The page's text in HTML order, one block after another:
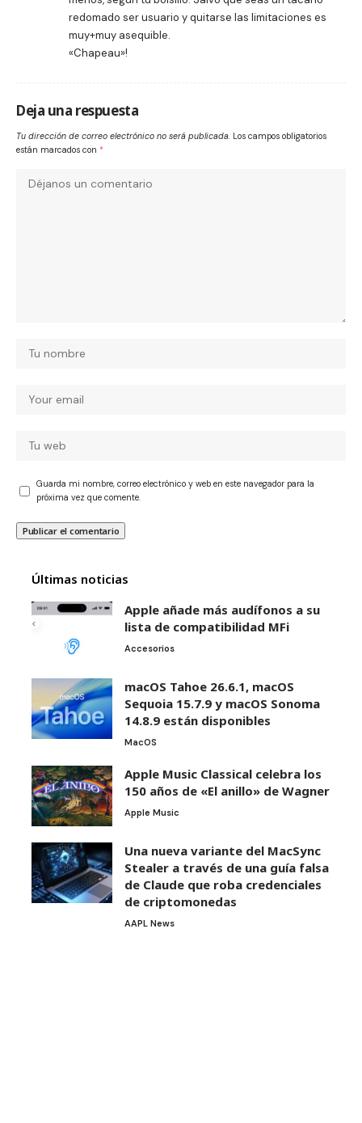
redomado ser usuario y quitarse las limitaciones es
muy+muy asequible.
«Chapeau»!
Deja una respuesta
Tu dirección de correo electrónico no será publicada. Los campos obligatorios
están marcados con *
Guarda mi nombre, correo electrónico y web en este navegador para la
próxima vez que comente.
Últimas noticias
Apple añade más audífonos a su
lista de compatibilidad MFi
Accesorios
macOS Tahoe 26.6.1, macOS
Sequoia 15.7.9 y macOS Sonoma
14.8.9 están disponibles
MacOS
Apple Music Classical celebra los
150 años de «El anillo» de Wagner
Apple Music
Una nueva variante del MacSync
Stealer a través de una guía falsa
de Claude que roba credenciales
de criptomonedas
AAPL News